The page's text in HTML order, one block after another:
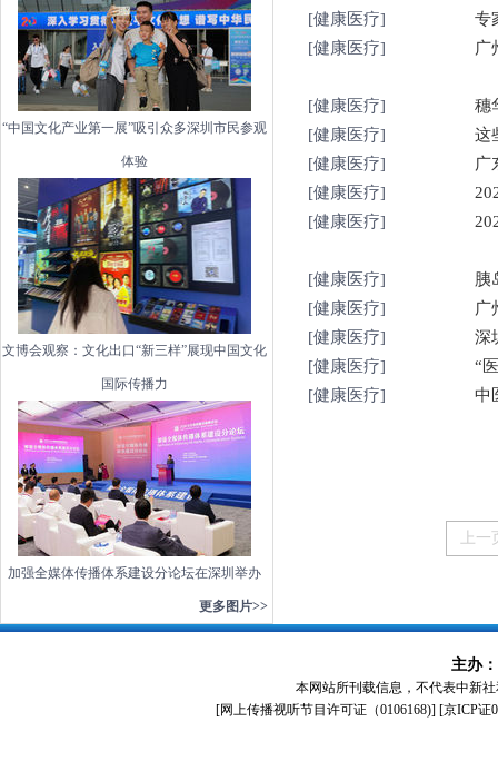
“中国文化产业第一展”吸引众多深圳市民参观
体验
文博会观察：文化出口“新三样”展现中国文化
国际传播力
加强全媒体传播体系建设分论坛在深圳举办
更多图片>>
[健康医疗]
专
[健康医疗]
广
[健康医疗]
穗
[健康医疗]
这
[健康医疗]
广
[健康医疗]
[健康医疗]
[健康医疗]
胰
[健康医疗]
广
[健康医疗]
深
[健康医疗]
“
[健康医疗]
中
上一
主办
本网站所刊载信息，不代表中新
[网上传播视听节目许可证（0106168)] [京ICP证